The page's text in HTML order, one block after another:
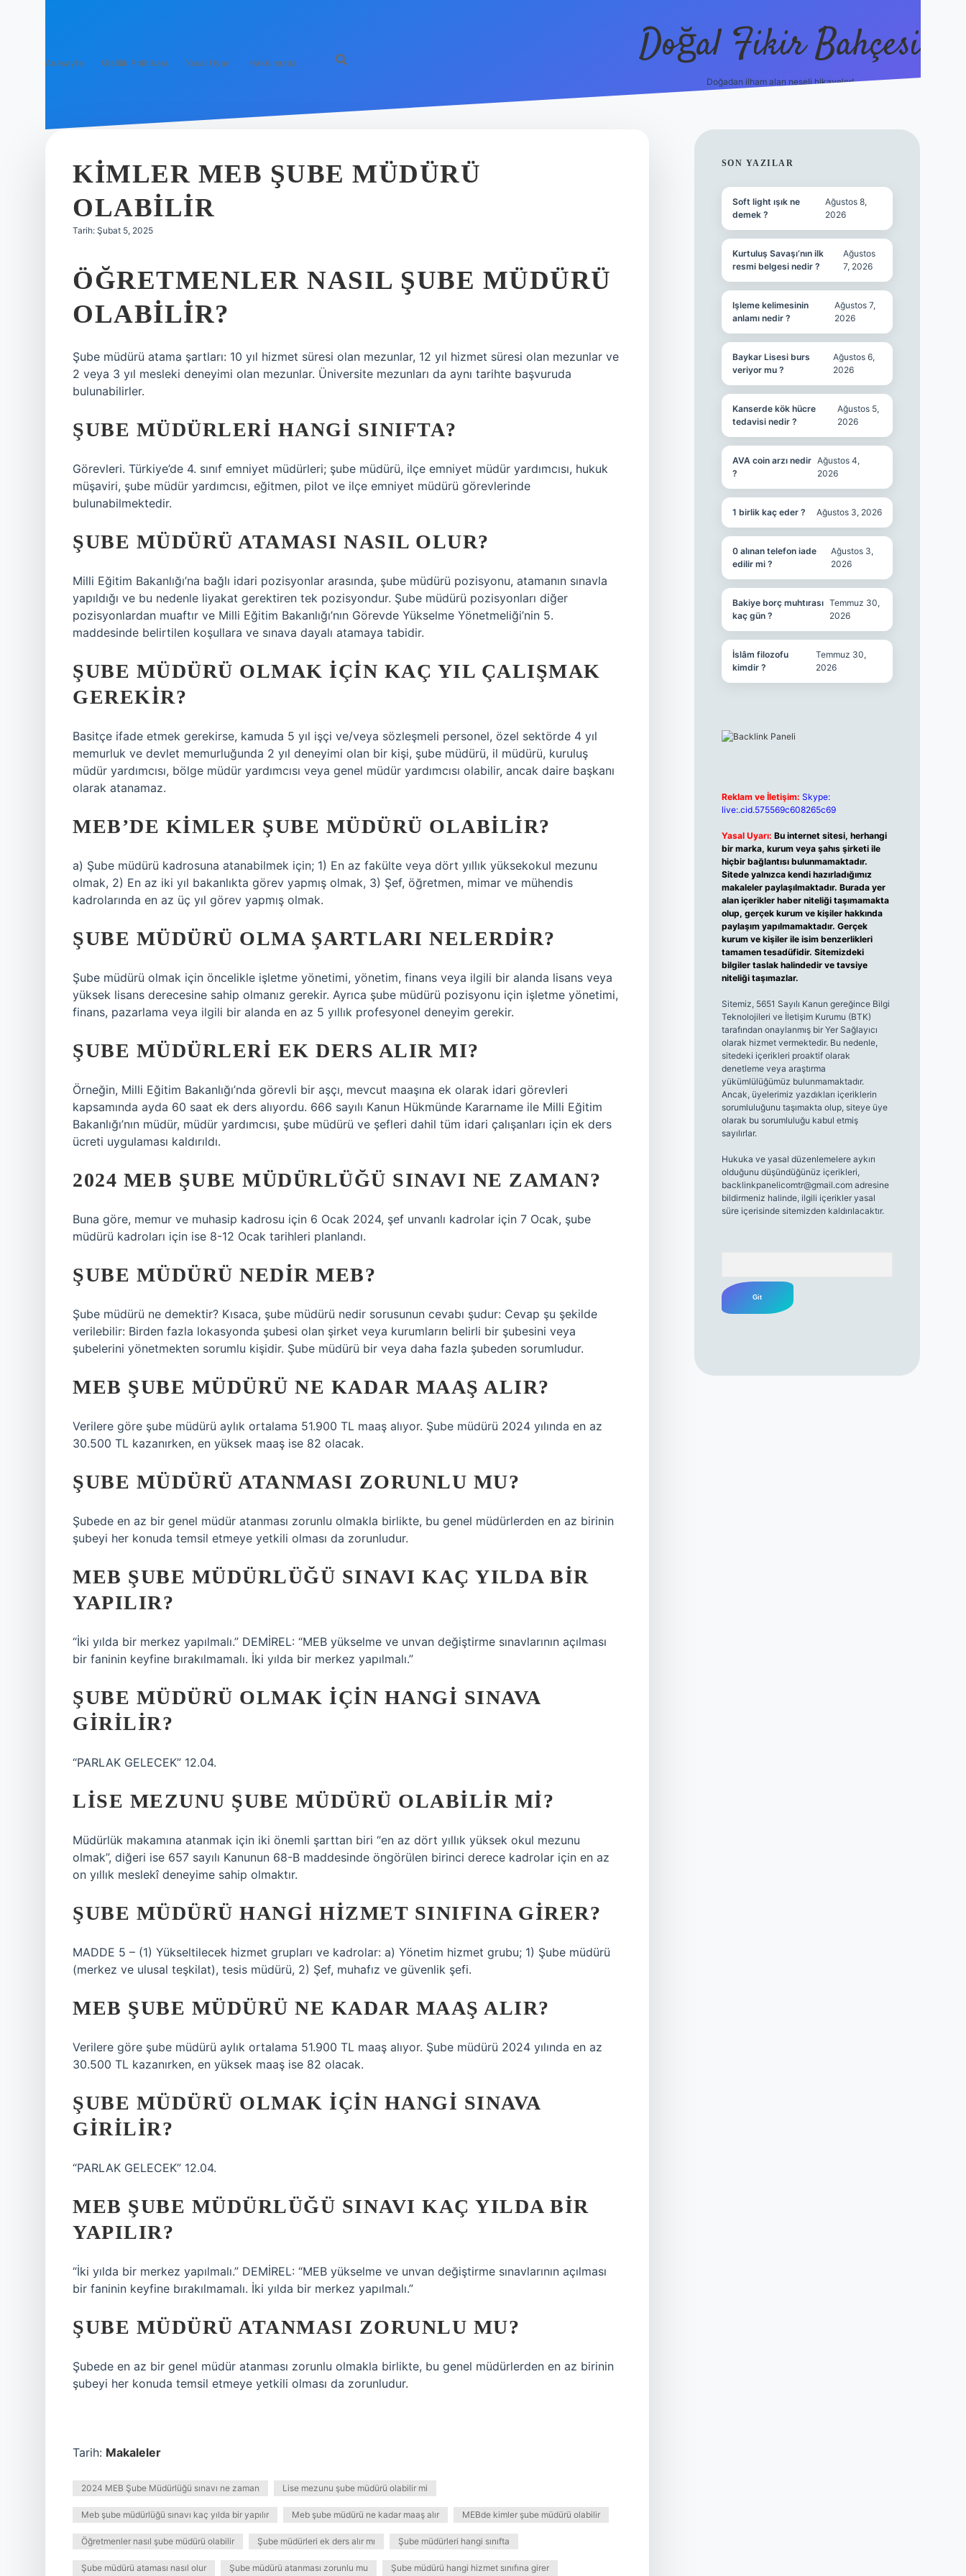
Anasayfa Gizlilik Politikası Yasal Uyarı Hakkımızda Doğal Fikir Bahçesi
Doğadan ilham alan neşeli hikayeler!
KIMLER MEB ŞUBE MÜDÜRÜ
OLABILIR
Tarih: Şubat 5, 2025
ÖĞRETMENLER NASIL ŞUBE MÜDÜRÜ
OLABILIR?
Şube müdürü atama şartları: 10 yıl hizmet süresi olan mezunlar, 12 yıl hizmet süresi olan mezunlar ve
2 veya 3 yıl mesleki deneyimi olan mezunlar. Üniversite mezunları da aynı tarihte başvuruda
bulunabilirler.
ŞUBE MÜDÜRLERI HANGI SINIFTA?
Görevleri. Türkiye’de 4. sınıf emniyet müdürleri; şube müdürü, ilçe emniyet müdür yardımcısı, hukuk
müşaviri, şube müdür yardımcısı, eğitmen, pilot ve ilçe emniyet müdürü görevlerinde
bulunabilmektedir.
ŞUBE MÜDÜRÜ ATAMASI NASIL OLUR?
Milli Eğitim Bakanlığı’na bağlı idari pozisyonlar arasında, şube müdürü pozisyonu, atamanın sınavla
yapıldığı ve bu nedenle liyakat gerektiren tek pozisyondur. Şube müdürü pozisyonları diğer
pozisyonlardan muaftır ve Milli Eğitim Bakanlığı’nın Görevde Yükselme Yönetmeliği’nin 5.
maddesinde belirtilen koşullara ve sınava dayalı atamaya tabidir.
ŞUBE MÜDÜRÜ OLMAK IÇIN KAÇ YIL ÇALIŞMAK
GEREKIR?
Basitçe ifade etmek gerekirse, kamuda 5 yıl işçi ve/veya sözleşmeli personel, özel sektörde 4 yıl
memurluk ve devlet memurluğunda 2 yıl deneyimi olan bir kişi, şube müdürü, il müdürü, kuruluş
müdür yardımcısı, bölge müdür yardımcısı veya genel müdür yardımcısı olabilir, ancak daire başkanı
olarak atanamaz.
MEB’DE KIMLER ŞUBE MÜDÜRÜ OLABILIR?
a) Şube müdürü kadrosuna atanabilmek için; 1) En az fakülte veya dört yıllık yüksekokul mezunu
olmak, 2) En az iki yıl bakanlıkta görev yapmış olmak, 3) Şef, öğretmen, mimar ve mühendis
kadrolarında en az üç yıl görev yapmış olmak.
ŞUBE MÜDÜRÜ OLMA ŞARTLARI NELERDIR?
Şube müdürü olmak için öncelikle işletme yönetimi, yönetim, finans veya ilgili bir alanda lisans veya
yüksek lisans derecesine sahip olmanız gerekir. Ayrıca şube müdürü pozisyonu için işletme yönetimi,
finans, pazarlama veya ilgili bir alanda en az 5 yıllık profesyonel deneyim gerekir.
ŞUBE MÜDÜRLERI EK DERS ALIR MI?
Örneğin, Milli Eğitim Bakanlığı’nda görevli bir aşçı, mevcut maaşına ek olarak idari görevleri
kapsamında ayda 60 saat ek ders alıyordu. 666 sayılı Kanun Hükmünde Kararname ile Milli Eğitim
Bakanlığı’nın müdür, müdür yardımcısı, şube müdürü ve şefleri dahil tüm idari çalışanları için ek ders
ücreti uygulaması kaldırıldı.
2024 MEB ŞUBE MÜDÜRLÜĞÜ SINAVI NE ZAMAN?
Buna göre, memur ve muhasip kadrosu için 6 Ocak 2024, şef unvanlı kadrolar için 7 Ocak, şube
müdürü kadroları için ise 8-12 Ocak tarihleri ​​planlandı.
ŞUBE MÜDÜRÜ NEDIR MEB?
Şube müdürü ne demektir? Kısaca, şube müdürü nedir sorusunun cevabı şudur: Cevap şu şekilde
verilebilir: Birden fazla lokasyonda şubesi olan şirket veya kurumların belirli bir şubesini veya
şubelerini yönetmekten sorumlu kişidir. Şube müdürü bir veya daha fazla şubeden sorumludur.
MEB ŞUBE MÜDÜRÜ NE KADAR MAAŞ ALIR?
Verilere göre şube müdürü aylık ortalama 51.900 TL maaş alıyor. Şube müdürü 2024 yılında en az
30.500 TL kazanırken, en yüksek maaş ise 82 olacak.
ŞUBE MÜDÜRÜ ATANMASI ZORUNLU MU?
Şubede en az bir genel müdür atanması zorunlu olmakla birlikte, bu genel müdürlerden en az birinin
şubeyi her konuda temsil etmeye yetkili olması da zorunludur.
MEB ŞUBE MÜDÜRLÜĞÜ SINAVI KAÇ YILDA BIR
YAPILIR?
“İki yılda bir merkez yapılmalı.” DEMİREL: “MEB yükselme ve unvan değiştirme sınavlarının açılması
bir faninin keyfine bırakılmamalı. İki yılda bir merkez yapılmalı.”
ŞUBE MÜDÜRÜ OLMAK IÇIN HANGI SINAVA
GIRILIR?
“PARLAK GELECEK” 12.04.
LISE MEZUNU ŞUBE MÜDÜRÜ OLABILIR MI?
Müdürlük makamına atanmak için iki önemli şarttan biri “en az dört yıllık yüksek okul mezunu
olmak”, diğeri ise 657 sayılı Kanunun 68-B maddesinde öngörülen birinci derece kadrolar için en az
on yıllık meslekî deneyime sahip olmaktır.
ŞUBE MÜDÜRÜ HANGI HIZMET SINIFINA GIRER?
MADDE 5 – (1) Yükseltilecek hizmet grupları ve kadrolar: a) Yönetim hizmet grubu; 1) Şube müdürü
(merkez ve ulusal teşkilat), tesis müdürü, 2) Şef, muhafız ve güvenlik şefi.
MEB ŞUBE MÜDÜRÜ NE KADAR MAAŞ ALIR?
Verilere göre şube müdürü aylık ortalama 51.900 TL maaş alıyor. Şube müdürü 2024 yılında en az
30.500 TL kazanırken, en yüksek maaş ise 82 olacak.
ŞUBE MÜDÜRÜ OLMAK IÇIN HANGI SINAVA
GIRILIR?
“PARLAK GELECEK” 12.04.
MEB ŞUBE MÜDÜRLÜĞÜ SINAVI KAÇ YILDA BIR
YAPILIR?
“İki yılda bir merkez yapılmalı.” DEMİREL: “MEB yükselme ve unvan değiştirme sınavlarının açılması
bir faninin keyfine bırakılmamalı. İki yılda bir merkez yapılmalı.”
ŞUBE MÜDÜRÜ ATANMASI ZORUNLU MU?
Şubede en az bir genel müdür atanması zorunlu olmakla birlikte, bu genel müdürlerden en az birinin
şubeyi her konuda temsil etmeye yetkili olması da zorunludur.
Tarih: Makaleler
2024 MEB Şube Müdürlüğü sınavı ne zaman Lise mezunu şube müdürü olabilir mi
Meb şube müdürlüğü sınavı kaç yılda bir yapılır Meb şube müdürü ne kadar maaş alır MEBde kimler şube müdürü olabilir
Öğretmenler nasıl şube müdürü olabilir Şube müdürleri ek ders alır mı Şube müdürleri hangi sınıfta
Şube müdürü ataması nasıl olur Şube müdürü atanması zorunlu mu Şube müdürü hangi hizmet sınıfına girer
SIDEBAR
SON YAZILAR
Soft light ışık ne
demek ?
Ağustos 8,
2026
Kurtuluş Savaşı’nın ilk
resmi belgesi nedir ?
Ağustos
7, 2026
Işleme kelimesinin
anlamı nedir ?
Ağustos 7,
2026
Baykar Lisesi burs
veriyor mu ?
Ağustos 6,
2026
Kanserde kök hücre
tedavisi nedir ?
Ağustos 5,
2026
AVA coin arzı nedir
?
Ağustos 4,
2026
1 birlik kaç eder ? Ağustos 3, 2026
0 alınan telefon iade
edilir mi ?
Ağustos 3,
2026
Bakiye borç muhtırası
kaç gün ?
Temmuz 30,
2026
İslâm filozofu
kimdir ?
Temmuz 30,
2026
Reklam ve İletişim: Skype:
live:.cid.575569c608265c69
Yasal Uyarı: Bu internet sitesi, herhangi
bir marka, kurum veya şahıs şirketi ile
hiçbir bağlantısı bulunmamaktadır.
Sitede yalnızca kendi hazırladığımız
makaleler paylaşılmaktadır. Burada yer
alan içerikler haber niteliği taşımamakta
olup, gerçek kurum ve kişiler hakkında
paylaşım yapılmamaktadır. Gerçek
kurum ve kişiler ile isim benzerlikleri
tamamen tesadüfidir. Sitemizdeki
bilgiler taslak halindedir ve tavsiye
niteliği taşımazlar.
Sitemiz, 5651 Sayılı Kanun gereğince Bilgi
Teknolojileri ve İletişim Kurumu (BTK)
tarafından onaylanmış bir Yer Sağlayıcı
olarak hizmet vermektedir. Bu nedenle,
sitedeki içerikleri proaktif olarak
denetleme veya araştırma
yükümlülüğümüz bulunmamaktadır.
Ancak, üyelerimiz yazdıkları içeriklerin
sorumluluğunu taşımakta olup, siteye üye
olarak bu sorumluluğu kabul etmiş
sayılırlar.
Hukuka ve yasal düzenlemelere aykırı
olduğunu düşündüğünüz içerikleri,
backlinkpanelicomtr@gmail.comadresine
bildirmeniz halinde, ilgili içerikler yasal
süre içerisinde sitemizden kaldırılacaktır.
grandoperabet resmi